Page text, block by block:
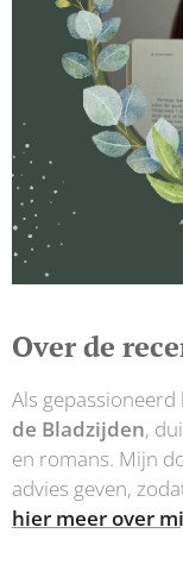
Over de
Als
de Bladzijden,
en romans. Mijn
advies geven,
hier meer over